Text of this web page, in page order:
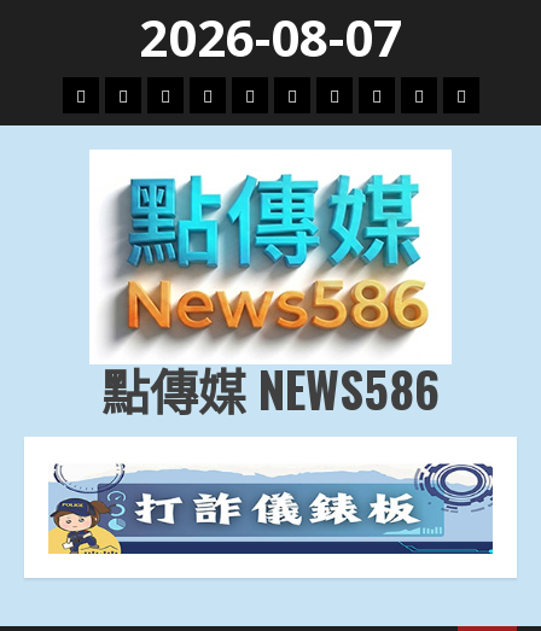
content
2026-08-07
頭
條
財
經
地
方.
會
文
教.
技
專
題
娛
樂
劇
政
治
國
際
運
動
生
活
點傳媒 NEWS586